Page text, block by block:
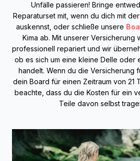
Unfälle passieren! Bringe
Reparaturset mit, wenn du dich mit
auskennst, oder schließe unsere
Kima ab. Mit unserer Versicherung
professionell repariert und wir
ob es sich um eine kleine Delle oder
handelt. Wenn du die Versicherung
dein Board für einen Zeitraum von 21
beachte, dass du die Kosten für ein
Teile davon selbst